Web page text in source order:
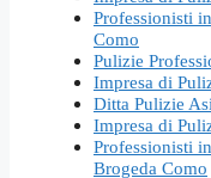
Professionisti
Como
Pulizie
Impresa di
Ditta Pulizie
Impresa di
Professionisti
Brogeda Como